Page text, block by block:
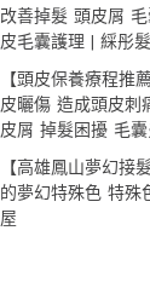
改善掉髮 頭皮屑
皮毛囊護理 | 綵彤
【頭皮保養療程推
皮曬傷 造成頭皮刺
皮屑 掉髮困擾 毛
【高雄鳳山夢幻接
的夢幻特殊色 特殊
屋